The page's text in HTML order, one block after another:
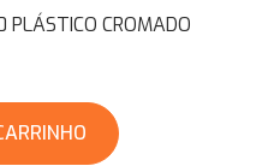
CROMADO